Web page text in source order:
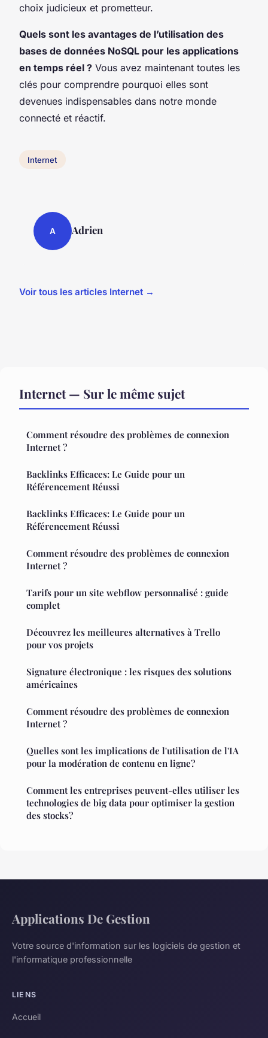
choix judicieux et prometteur.
Quels sont les avantages de l’utilisation des
bases de données NoSQL pour les applications
en temps réel ? Vous avez maintenant toutes les
clés pour comprendre pourquoi elles sont
devenues indispensables dans notre monde
connecté et réactif.
Internet
A Adrien
Voir tous les articles Internet →
Internet — Sur le même sujet
Comment résoudre des problèmes de connexion
Internet ?
Backlinks Efficaces: Le Guide pour un
Référencement Réussi
Backlinks Efficaces: Le Guide pour un
Référencement Réussi
Comment résoudre des problèmes de connexion
Internet ?
Tarifs pour un site webflow personnalisé : guide
complet
Découvrez les meilleures alternatives à Trello
pour vos projets
Signature électronique : les risques des solutions
américaines
Comment résoudre des problèmes de connexion
Internet ?
Quelles sont les implications de l'utilisation de l'IA
pour la modération de contenu en ligne?
Comment les entreprises peuvent-elles utiliser les
technologies de big data pour optimiser la gestion
des stocks?
Applications De Gestion
Votre source d'information sur les logiciels de gestion et
l'informatique professionnelle
LIENS
Accueil